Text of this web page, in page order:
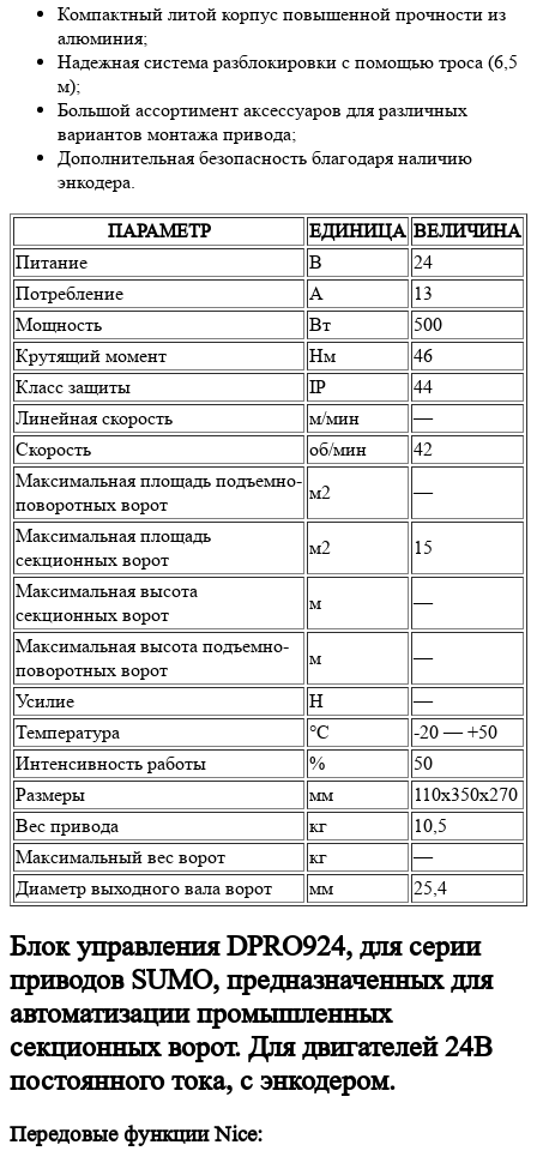
Компактный литой корпус повышенной прочности из
алюминия;
Надежная система разблокировки с помощью троса (6,5
м);
Большой ассортимент аксессуаров для различных
вариантов монтажа привода;
Дополнительная безопасность благодаря наличию
энкодера.
ПАРАМЕТР ЕДИНИЦА ВЕЛИЧИНА
Питание
В
24
Потребление
А
13
Мощность
Вт
500
Крутящий момент
Нм
46
Класс защиты
IP
44
Линейная скорость
м/мин
—
Скорость
об/мин
42
Максимальная площадь подъемно-
поворотных ворот
м2
—
Максимальная площадь
секционных ворот
м2
15
Максимальная высота
секционных ворот
м
—
Максимальная высота подъемно-
поворотных ворот
м
—
Усилие
Н
—
Температура
°C
-20 — +50
Интенсивность работы
%
50
Размеры
мм
110x350x270
Вес привода
кг
10,5
Максимальный вес ворот
кг
—
Диаметр выходного вала ворот
мм 25,4
Блок управления DPRO924, для серии
приводов SUMO, предназначенных для
автоматизации промышленных
секционных ворот. Для двигателей 24В
постоянного тока, с энкодером.
Передовые функции Nice: